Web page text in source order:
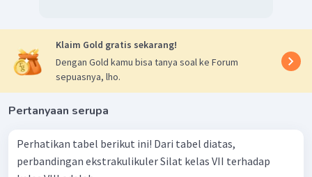
Klaim Gold gratis sekarang!
Dengan Gold kamu bisa tanya soal ke Forum
sepuasnya, lho.
Pertanyaan serupa
Perhatikan tabel berikut ini! Dari tabel diatas,
perbandingan ekstrakulikuler Silat kelas VII terhadap